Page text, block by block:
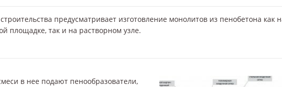
предусматривает изготовление монолитов из пенобетона как
площадке, так и на растворном узле.
в нее подают пенообразователи,